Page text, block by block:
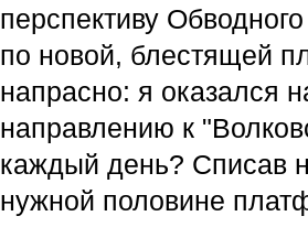
перспективу
по новой, блестящей
напрасно: я оказался
направлению к
каждый день? Списав
нужной половине